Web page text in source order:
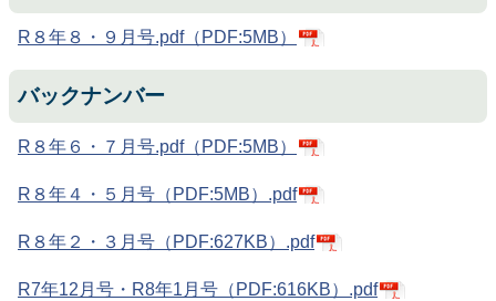
R８年８・９月号.pdf（PDF:5MB）
バックナンバー
R８年６・７月号.pdf（PDF:5MB）
R８年４・５月号（PDF:5MB）.pdf
R８年２・３月号（PDF:627KB）.pdf
R7年12月号・R8年1月号（PDF:616KB）.pdf